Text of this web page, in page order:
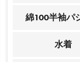
綿100半袖パ
水着